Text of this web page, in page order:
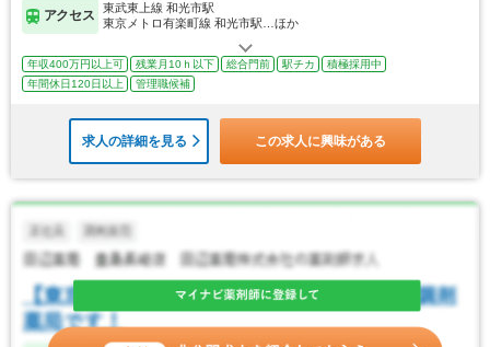
アクセス
東武東上線 和光市駅
東京メトロ有楽町線 和光市駅…ほか
年収400万円以上可 残業月10ｈ以下 総合門前 駅チカ
積極採用中
年間休日120日以上
管理職候補
求人の詳細を見る この求人に興味がある